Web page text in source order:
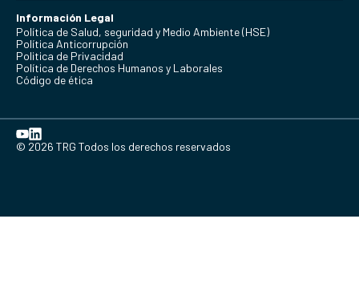
Información Legal
Política de Salud, seguridad y Medio Ambiente (HSE)
Política Anticorrupción
Politica de Privacidad
Política de Derechos Humanos y Laborales
Código de ética
© 2026 TRG Todos los derechos reservados